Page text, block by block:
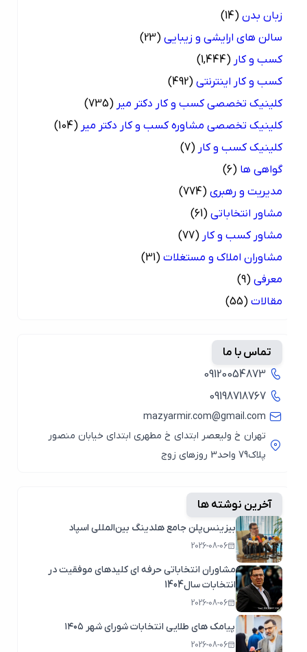
زبان بدن (14)
سالن های ارایشی و زیبایی (23)
کسب و کار (1,444)
کسب و کار اینترنتی (492)
کلینیک تخصصی کسب و کار دکتر میر (735)
کلینیک تخصصی مشاوره کسب و کار دکتر میر (104)
کلینیک کسب و کار (7)
گواهی ها (6)
مدیریت و رهبری (774)
مشاور انتخاباتی (61)
مشاور کسب و کار (77)
مشاوران املاک و مستغلات (31)
معرفی (9)
مقالات (55)
تماس با ما
09120054873
09198718767
mazyarmir.com@gmail.com
تهران خ ولیعصر ابتدای خ مطهری ابتدای خیابان منصور
آخرین نوشته ها
بیزینس‌پلن جامع هلدینگ بین‌المللی اسپاد
2026-08-06
مشاوران انتخاباتی حرفه ای کلیدهای موفقیت در
انتخابات سال1404
2026-08-06
پیامک های طلایی انتخابات شورای شهر ۱۴۰۵
2026-08-06